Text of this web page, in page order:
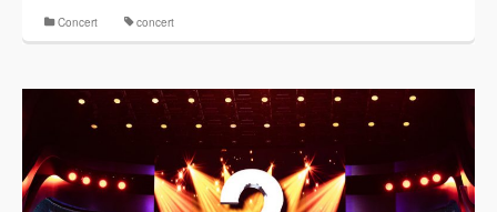
Concert concert